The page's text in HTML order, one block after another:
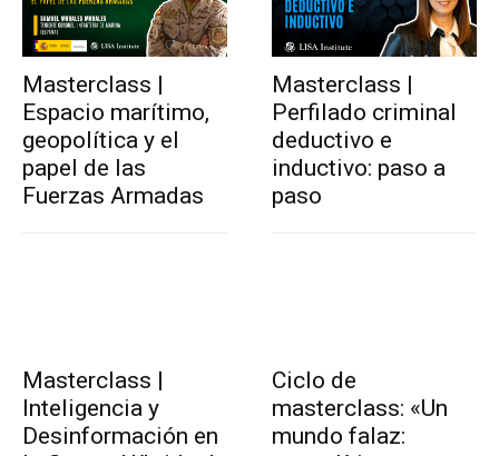
Masterclass |
Espacio marítimo,
geopolítica y el
papel de las
Fuerzas Armadas
Masterclass |
Perfilado criminal
deductivo e
inductivo: paso a
paso
Masterclass |
Inteligencia y
Desinformación en
Ciclo de
masterclass: «Un
mundo falaz: